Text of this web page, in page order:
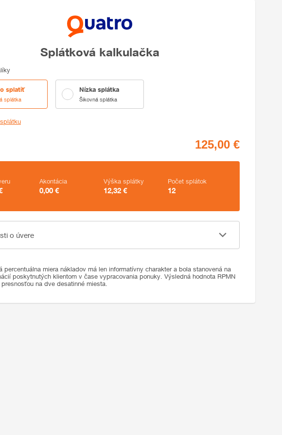
Splátková kalkulačka
splatiť
splátka
Nízka splátka
Šikovná splátka
Akontácia
0,00 €
Výška splátky
12,32 €
Počet splátok
12
úvere
o úvere
percentuálna miera nákladov má len informatívny charakter a bola stanovená na
poskytnutých klientom v čase vypracovania ponuky. Výsledná hodnota RPMN
na dve desatinné miesta.